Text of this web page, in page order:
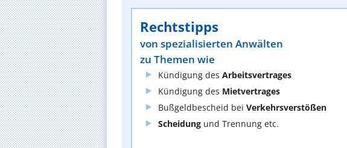
Rechtstipps
von spezialisierten Anwälten
zu Themen wie
Kündigung des Arbeitsvertrages
Kündigung des Mietvertrages
Bußgeldbescheid bei Verkehrsverstößen
Scheidung und Trennung etc.